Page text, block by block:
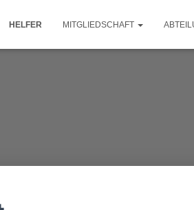
HELFER MITGLIEDSCHAFT